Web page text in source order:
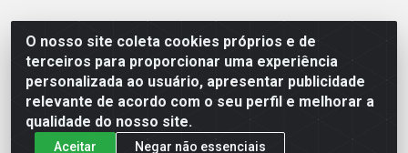
O nosso site coleta cookies próprios e de
terceiros para proporcionar uma experiência
personalizada ao usuário, apresentar publicidade
relevante de acordo com o seu perfil e melhorar a
qualidade do nosso site.
Aceitar Negar não essenciais
Vetcom Distribuidora de Rações LTDA - Rua Maximiano
Barreto, 1040 - Barroso, Fortaleza/CE - CEP 60.863-260
- CNPJ 26.133.872/0001-11